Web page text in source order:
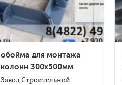
обойма для монтажа
колонн 300х500мм
Завод Строительной